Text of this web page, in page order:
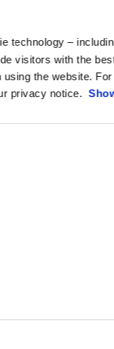
technology –
visitors with the
using the website.
privacy notice.
на
RALLY RAID
Aprilia Tuareg